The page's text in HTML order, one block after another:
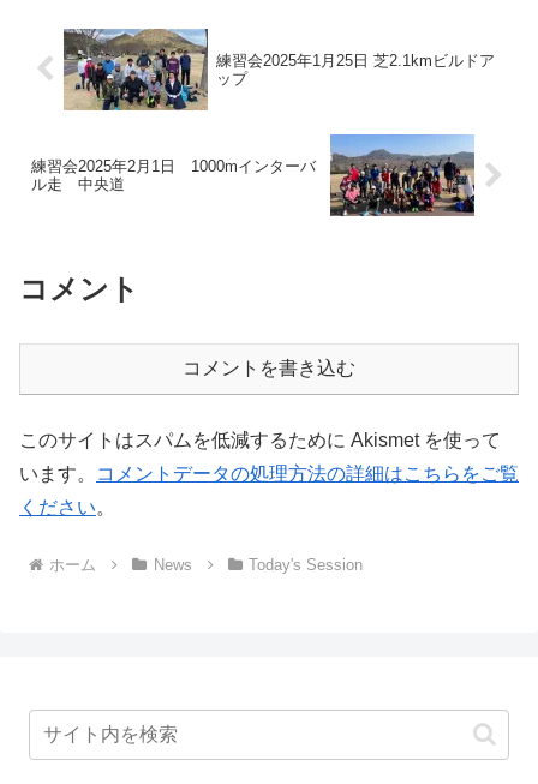
練習会2025年1月25日 芝2.1kmビルドア
ップ
練習会2025年2月1日 1000mインターバ
ル走 中央道
コメント
コメントを書き込む
このサイトはスパムを低減するために Akismet を使って
います。
コメントデータの処理方法の詳細はこちらをご覧
ください。
ホーム News Today's Session